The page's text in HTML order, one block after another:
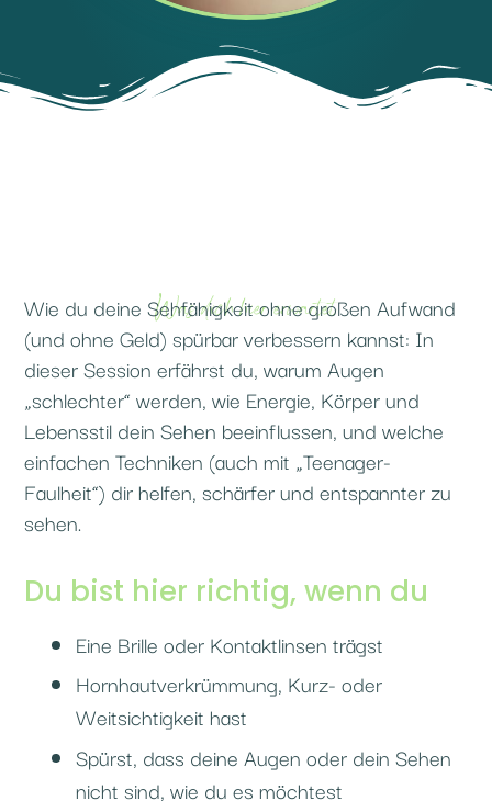
Was dich hier erwartet
Wie du deine Sehfähigkeit ohne großen Aufwand
(und ohne Geld) spürbar verbessern kannst: In
dieser Session erfährst du, warum Augen
„schlechter“ werden, wie Energie, Körper und
Lebensstil dein Sehen beeinflussen, und welche
einfachen Techniken (auch mit „Teenager-
Faulheit“) dir helfen, schärfer und entspannter zu
sehen.
Du bist hier richtig, wenn du
Eine Brille oder Kontaktlinsen trägst
Hornhautverkrümmung, Kurz- oder
Weitsichtigkeit hast
Spürst, dass deine Augen oder dein Sehen
nicht sind, wie du es möchtest